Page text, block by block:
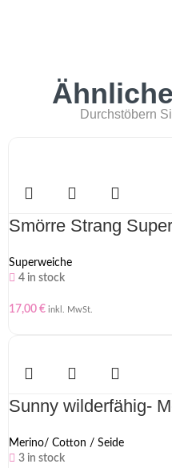
Durchstöbern
Smörre Strang
Superweiche
4 in stock
17,00 € inkl. MwSt.
Sunny wilderfähig-
Merino/ Cotton / Seide
3 in stock